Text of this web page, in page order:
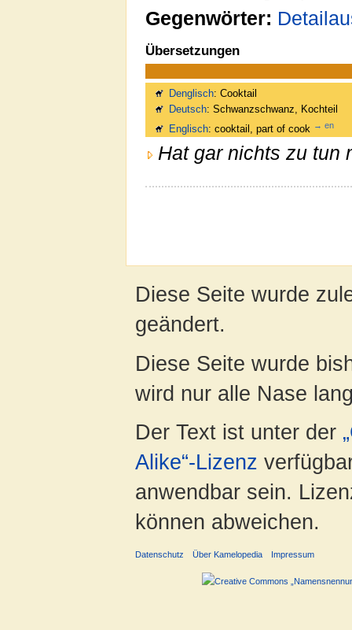
Gegenwörter:
Übersetzungen
Denglisch: Cooktail
Deutsch: Schwanzschwanz, Kochteil
Englisch: cooktail, part of cook → en
Hat gar nichts zu tun
Diese Seite wurde
geändert.
Diese Seite wurde
wird nur alle Nase
Der Text ist unter der
Alike“-Lizenz
anwendbar sein.
können abweichen.
Datenschutz Über Kamelopedia Impressum